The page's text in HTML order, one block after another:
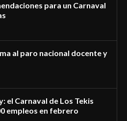
para un Carnaval
al paro nacional docente y
el Carnaval de Los Tekis
empleos en febrero